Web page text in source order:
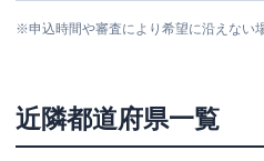
※申込時間や審査により希望に沿えない
近隣都道府県一覧